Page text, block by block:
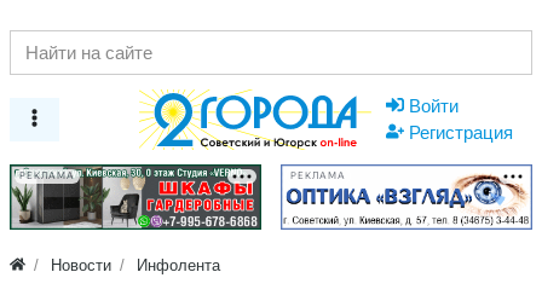
Войти
Регистрация
РЕКЛАМА РЕКЛАМА
Новости Инфолента